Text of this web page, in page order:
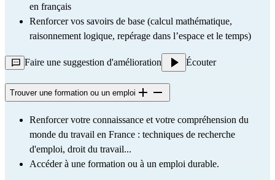
en français
Renforcer vos savoirs de base (calcul mathématique,
raisonnement logique, repérage dans l’espace et le temps)
Faire une suggestion d'amélioration Écouter
Trouver une formation ou un emploi
Renforcer votre connaissance et votre compréhension du
monde du travail en France : techniques de recherche
d'emploi, droit du travail...
Accéder à une formation ou à un emploi durable.